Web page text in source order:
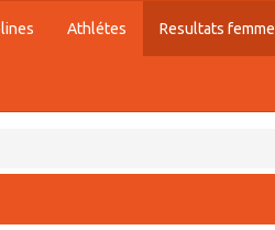
Athlétes Resultats femme